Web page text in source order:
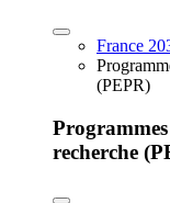
France
(PEPR)
recherche